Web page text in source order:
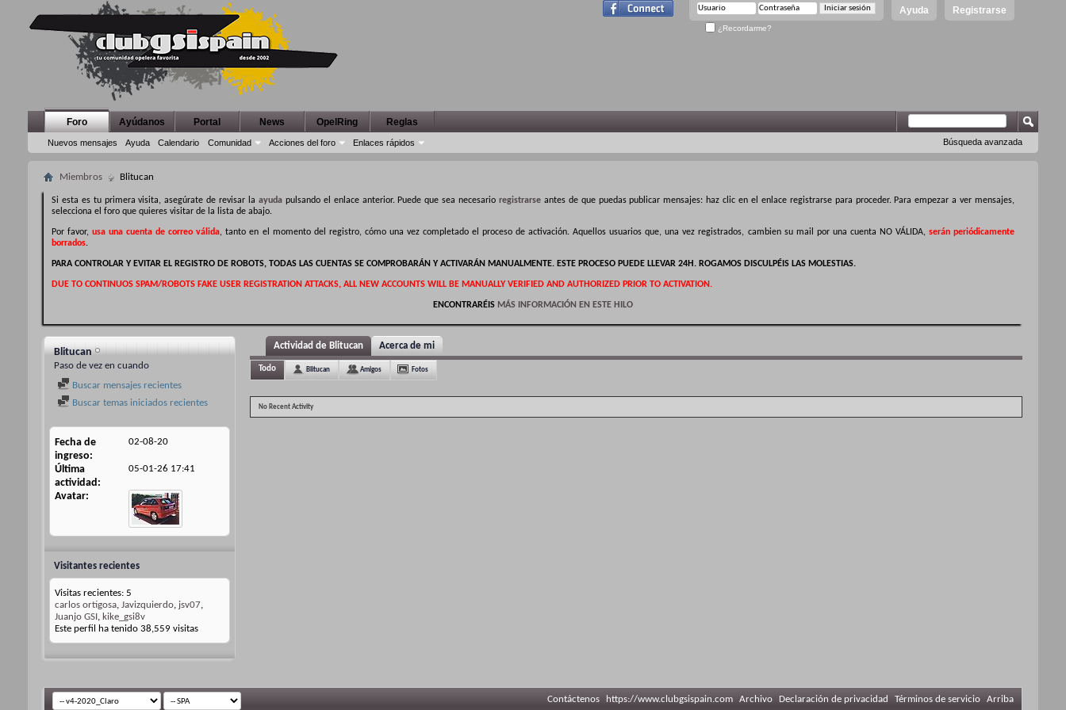
Registrarse
Ayuda
¿Recordarme?
Foro
Nuevos mensajes Ayuda Calendario Comunidad Acciones del foro Enlaces rápidos
Ayúdanos Portal News OpelRing Reglas
Búsqueda avanzada
Miembros Blitucan
Si esta es tu primera visita, asegúrate de revisar la ayudapulsando el enlace anterior. Puede que sea necesarioregistrarse antes de que puedas publicar mensajes: haz clic en el enlace registrarse para proceder. Para empezar a ver mensajes,
selecciona el foro que quieres visitar de la lista de abajo.
Por favor,usa una cuenta de correo válida, tanto en el momento del registro, cómo una vez completado el proceso de activación. Aquellos usuarios que, una vez registrados, cambien su mail por una cuenta NO VÁLIDA, serán periódicamente
borrados.
PARA CONTROLAR Y EVITAR EL REGISTRO DE ROBOTS, TODAS LAS CUENTAS SE COMPROBARÁN Y ACTIVARÁN MANUALMENTE. ESTE PROCESO PUEDE LLEVAR 24H. ROGAMOS DISCULPÉIS LAS MOLESTIAS.
DUE TO CONTINUOS SPAM/ROBOTS FAKE USER REGISTRATION ATTACKS, ALL NEW ACCOUNTS WILL BE MANUALLY VERIFIED AND AUTHORIZED PRIOR TO ACTIVATION.
ENCONTRARÉIS MÁS INFORMACIÓN EN ESTE HILO
Blitucan
Paso de vez en cuando
Buscar mensajes recientes
Buscar temas iniciados recientes
Fecha de
ingreso
02-08-20
Última
actividad
05-01-26 17:41
Avatar
Visitantes recientes
Visitas recientes: 5
carlos ortigosa, Javizquierdo, jsv07,
Juanjo GSI, kike_gsi8v
Este perfil ha tenido 38,559 visitas
Actividad de Blitucan Acerca de mi
Todo Blitucan Amigos Fotos
No Recent Activity
Contáctenos https://www.clubgsispain.com Archivo Declaración de privacidad Términos de servicio Arriba